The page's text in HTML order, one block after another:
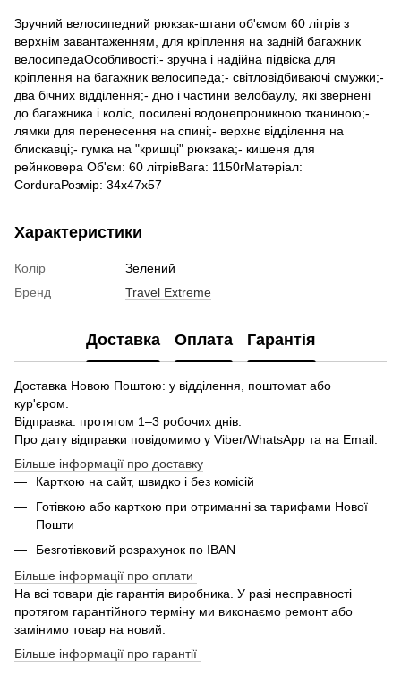
Зручний велосипедний рюкзак-штани об'ємом 60 літрів з
верхнім завантаженням, для кріплення на задній багажник
велосипедаОсобливості:- зручна і надійна підвіска для
кріплення на багажник велосипеда;- світловідбиваючі смужки;-
два бічних відділення;- дно і частини велобаулу, які звернені
до багажника і коліс, посилені водонепроникною тканиною;-
лямки для перенесення на спині;- верхнє відділення на
блискавці;- гумка на "кришці" рюкзака;- кишеня для
рейнковера Об'єм: 60 літрівВага: 1150гМатеріал:
CorduraРозмір: 34х47х57
Характеристики
Колір
Зелений
Бренд
Travel Extreme
Доставка Оплата Гарантія
Доставка Новою Поштою: у відділення, поштомат або
кур'єром.
Відправка: протягом 1–3 робочих днів.
Про дату відправки повідомимо у Viber/WhatsApp та на Email.
Більше інформації про доставку
Карткою на сайт, швидко і без комісій
Готівкою або карткою при отриманні за тарифами Нової
Пошти
Безготівковий розрахунок по IBAN
Більше інформації про оплати
На всі товари діє гарантія виробника. У разі несправності
протягом гарантійного терміну ми виконаємо ремонт або
замінимо товар на новий.
Більше інформації про гарантії